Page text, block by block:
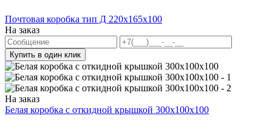
Почтовая коробка тип Д 220х165х100
На заказ
Купить в один клик
На заказ
Белая коробка с откидной крышкой 300x100x100